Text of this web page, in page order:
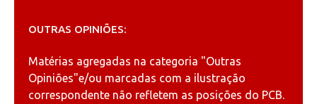
OUTRAS OPINIÕES:
Matérias agregadas na categoria "Outras
Opiniões"e/ou marcadas com a ilustração
correspondente não refletem as posições do PCB.